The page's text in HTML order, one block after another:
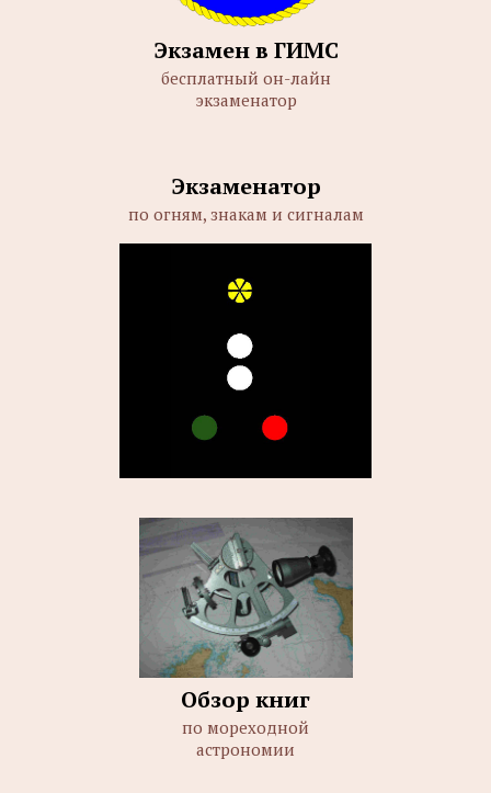
Экзамен в ГИМС
бесплатный он-лайн
экзаменатор
Экзаменатор
по огням, знакам и сигналам
Обзор книг
по мореходной
астрономии